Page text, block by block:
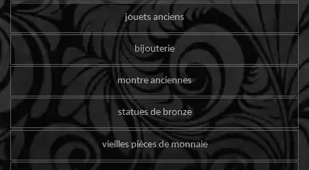
jouets anciens
bijouterie
montre anciennes
statues de bronze
vieilles pièces de monnaie